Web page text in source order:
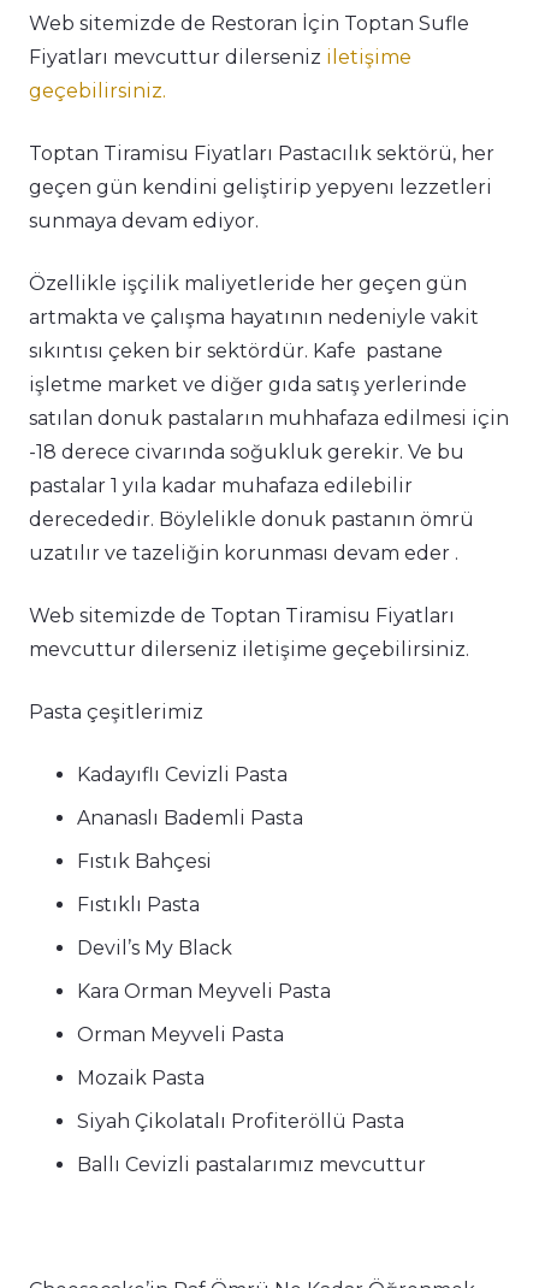
Web sitemizde de Restoran İçin Toptan Sufle
Fiyatları mevcuttur dilerseniz iletişime
geçebilirsiniz.
Toptan Tiramisu Fiyatları Pastacılık sektörü, her
geçen gün kendini geliştirip yepyenı lezzetleri
sunmaya devam ediyor.
Özellikle işçilik maliyetleride her geçen gün
artmakta ve çalışma hayatının nedeniyle vakit
sıkıntısı çeken bir sektördür. Kafe pastane
işletme market ve diğer gıda satış yerlerinde
satılan donuk pastaların muhhafaza edilmesi için
-18 derece civarında soğukluk gerekir. Ve bu
pastalar 1 yıla kadar muhafaza edilebilir
derecededir. Böylelikle donuk pastanın ömrü
uzatılır ve tazeliğin korunması devam eder .
Web sitemizde de Toptan Tiramisu Fiyatları
mevcuttur dilerseniz iletişime geçebilirsiniz.
Pasta çeşitlerimiz
Kadayıflı Cevizli Pasta
Ananaslı Bademli Pasta
Fıstık Bahçesi
Fıstıklı Pasta
Devil’s My Black
Kara Orman Meyveli Pasta
Orman Meyveli Pasta
Mozaik Pasta
Siyah Çikolatalı Profiteröllü Pasta
Ballı Cevizli pastalarımız mevcuttur